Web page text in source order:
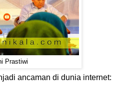
Prastiwi
ancaman di dunia internet: